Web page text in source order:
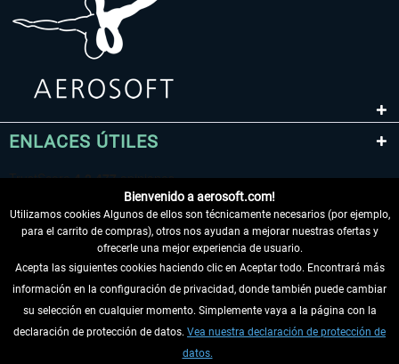
ENLACES ÚTILES
DESISTIR DEL CONTRATO
INFORMACIÓN
Bienvenido a aerosoft.com!
Utilizamos cookies Algunos de ellos son técnicamente necesarios (por ejemplo,
para el carrito de compras), otros nos ayudan a mejorar nuestras ofertas y
ofrecerle una mejor experiencia de usuario.
Acepta las siguientes cookies haciendo clic en Aceptar todo. Encontrará más
información en la configuración de privacidad, donde también puede cambiar
su selección en cualquier momento. Simplemente vaya a la página con la
declaración de protección de datos. Vea nuestra declaración de protección de
datos.